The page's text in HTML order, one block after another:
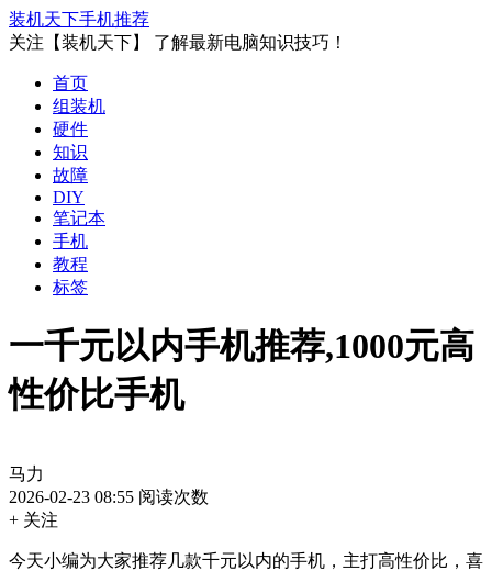
装机天下手机推荐
关注【装机天下】 了解最新电脑知识技巧！
首页
组装机
硬件
知识
故障
DIY
笔记本
手机
教程
标签
一千元以内手机推荐,1000元高
性价比手机
马力
2026-02-23 08:55 阅读次数
+ 关注
今天小编为大家推荐几款千元以内的手机，主打高性价比，喜